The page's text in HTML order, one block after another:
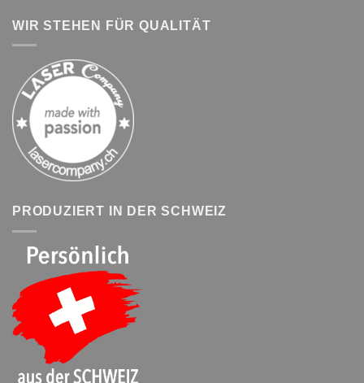
WIR STEHEN FÜR QUALITÄT
PRODUZIERT IN DER SCHWEIZ